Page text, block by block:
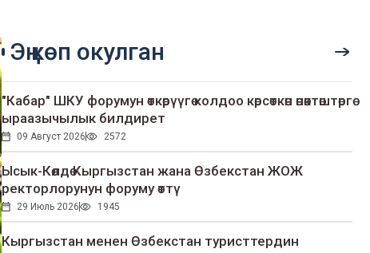
Эң көп окулган
"Кабар" ШКУ форумун өткөрүүгө колдоо көрсөткөн өнөктөштөргө
ыраазычылык билдирет
09 Август 2026 2572
Ысык-Көлдө Кыргызстан жана Өзбекстан ЖОЖ
ректорлорунун форуму өттү
29 Июль 2026 1945
Кыргызстан менен Өзбекстан туристтердин